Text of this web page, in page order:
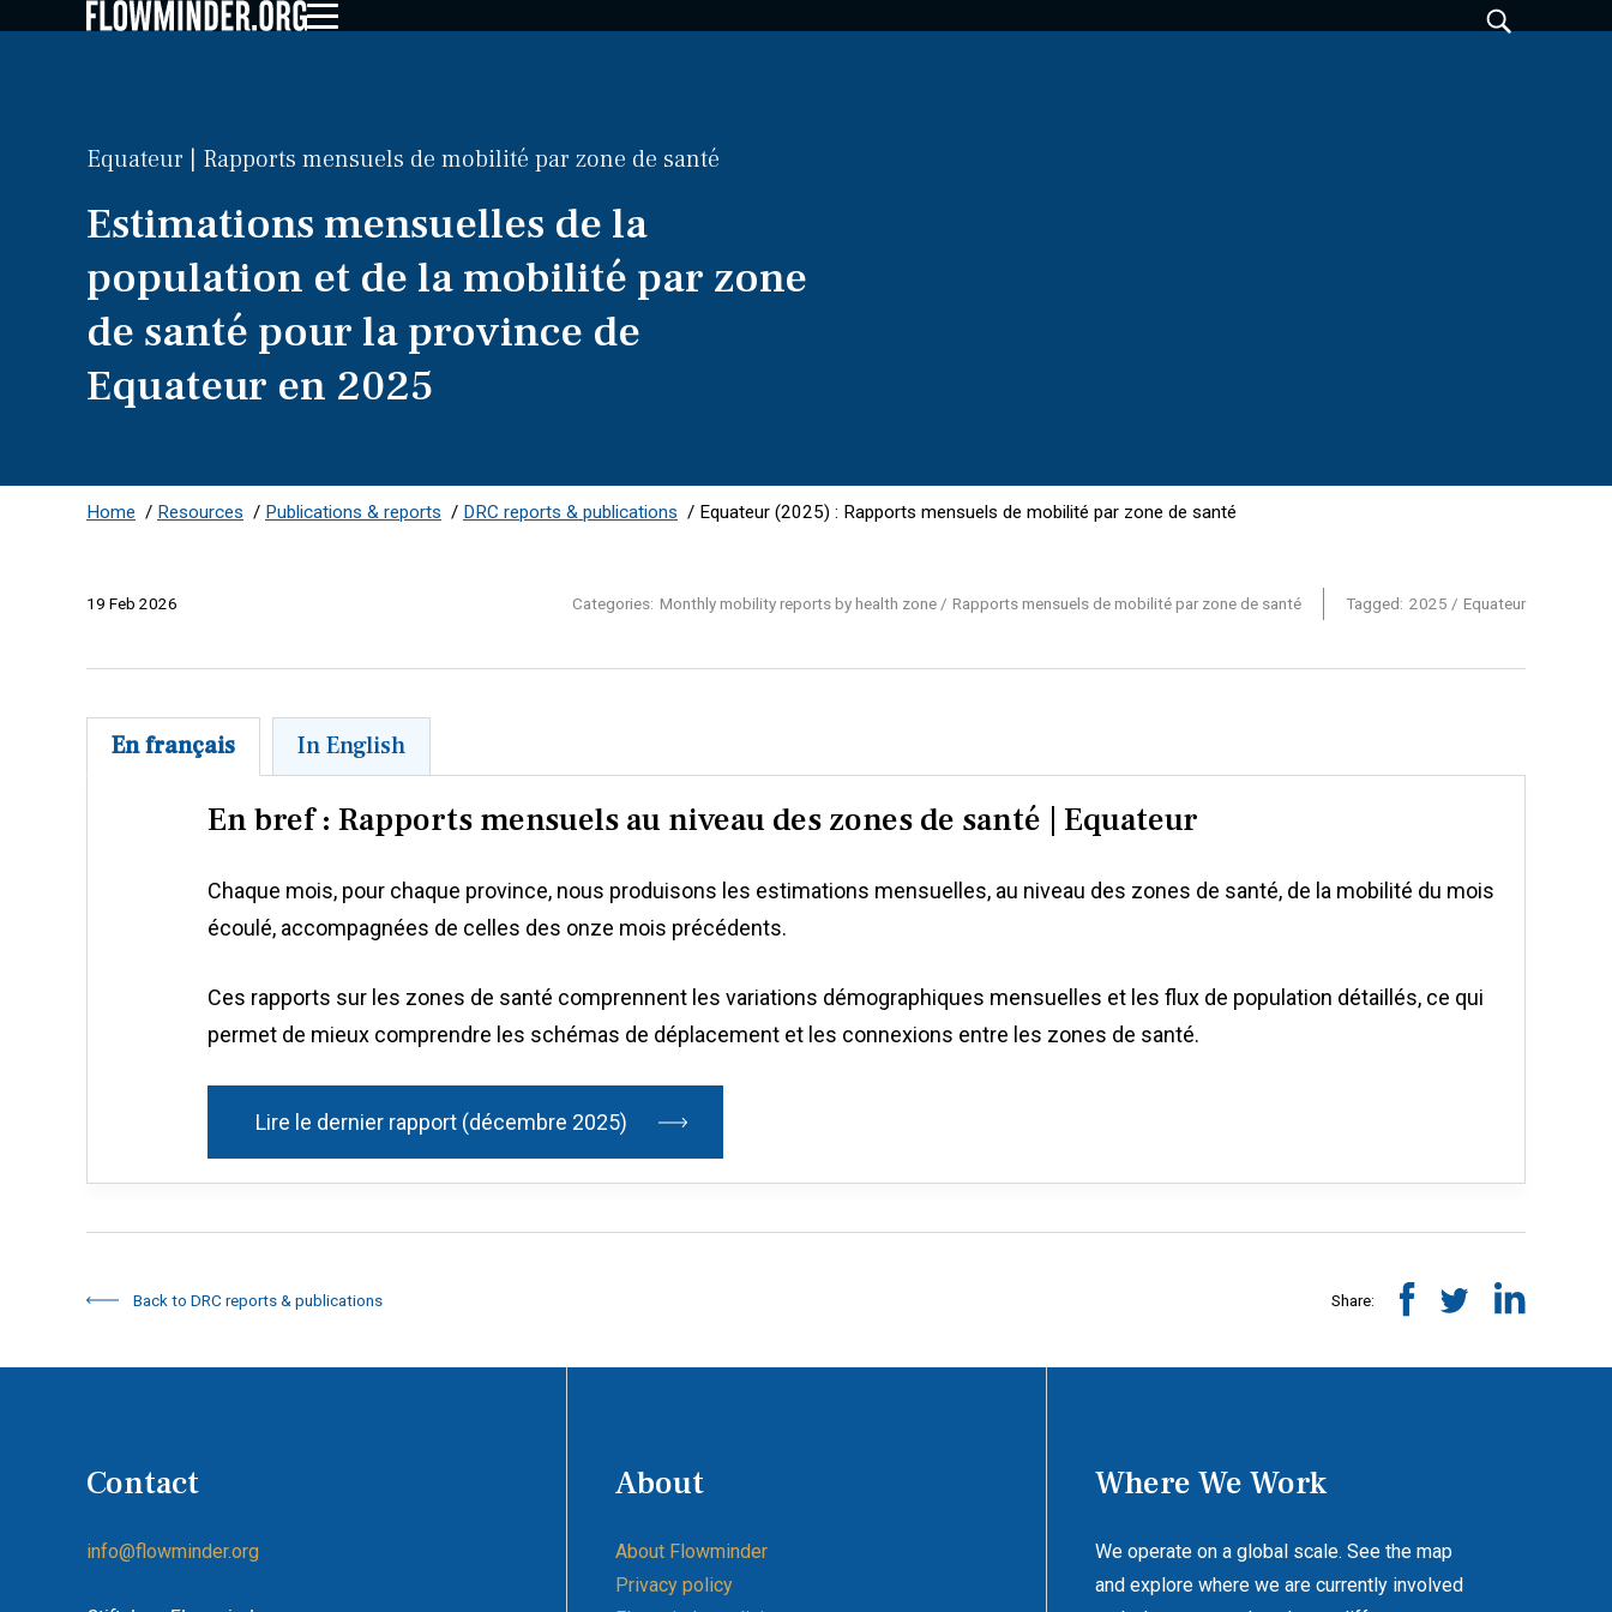
Equateur | Rapports mensuels de mobilité par zone de santé
Estimations mensuelles de la
population et de la mobilité par zone
de santé pour la province de
Equateur en 2025
Home / Resources / Publications & reports / DRC reports & publications / Equateur (2025) : Rapports mensuels de mobilité par zone de santé
19 Feb 2026 Categories: Monthly mobility reports by health zone Rapports mensuels de mobilité par zone de santé Tagged: 2025 Equateur
En français In English
En bref : Rapports mensuels au niveau des zones de santé | Equateur
Chaque mois, pour chaque province, nous produisons les estimations mensuelles, au niveau des zones de santé, de la mobilité du mois
écoulé, accompagnées de celles des onze mois précédents.
Ces rapports sur les zones de santé comprennent les variations démographiques mensuelles et les flux de population détaillés, ce qui
permet de mieux comprendre les schémas de déplacement et les connexions entre les zones de santé.
Lire le dernier rapport (décembre 2025)
Back to DRC reports & publications Share:
Contact
info@flowminder.org
About
About Flowminder
Privacy policy
Where We Work
We operate on a global scale. See the map
and explore where we are currently involved